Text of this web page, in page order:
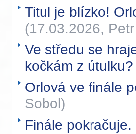
Titul je blízko!
(17.03.2026,
Ve středu se
kočkám z útulku?
Orlová ve finále
Sobol)
Finále